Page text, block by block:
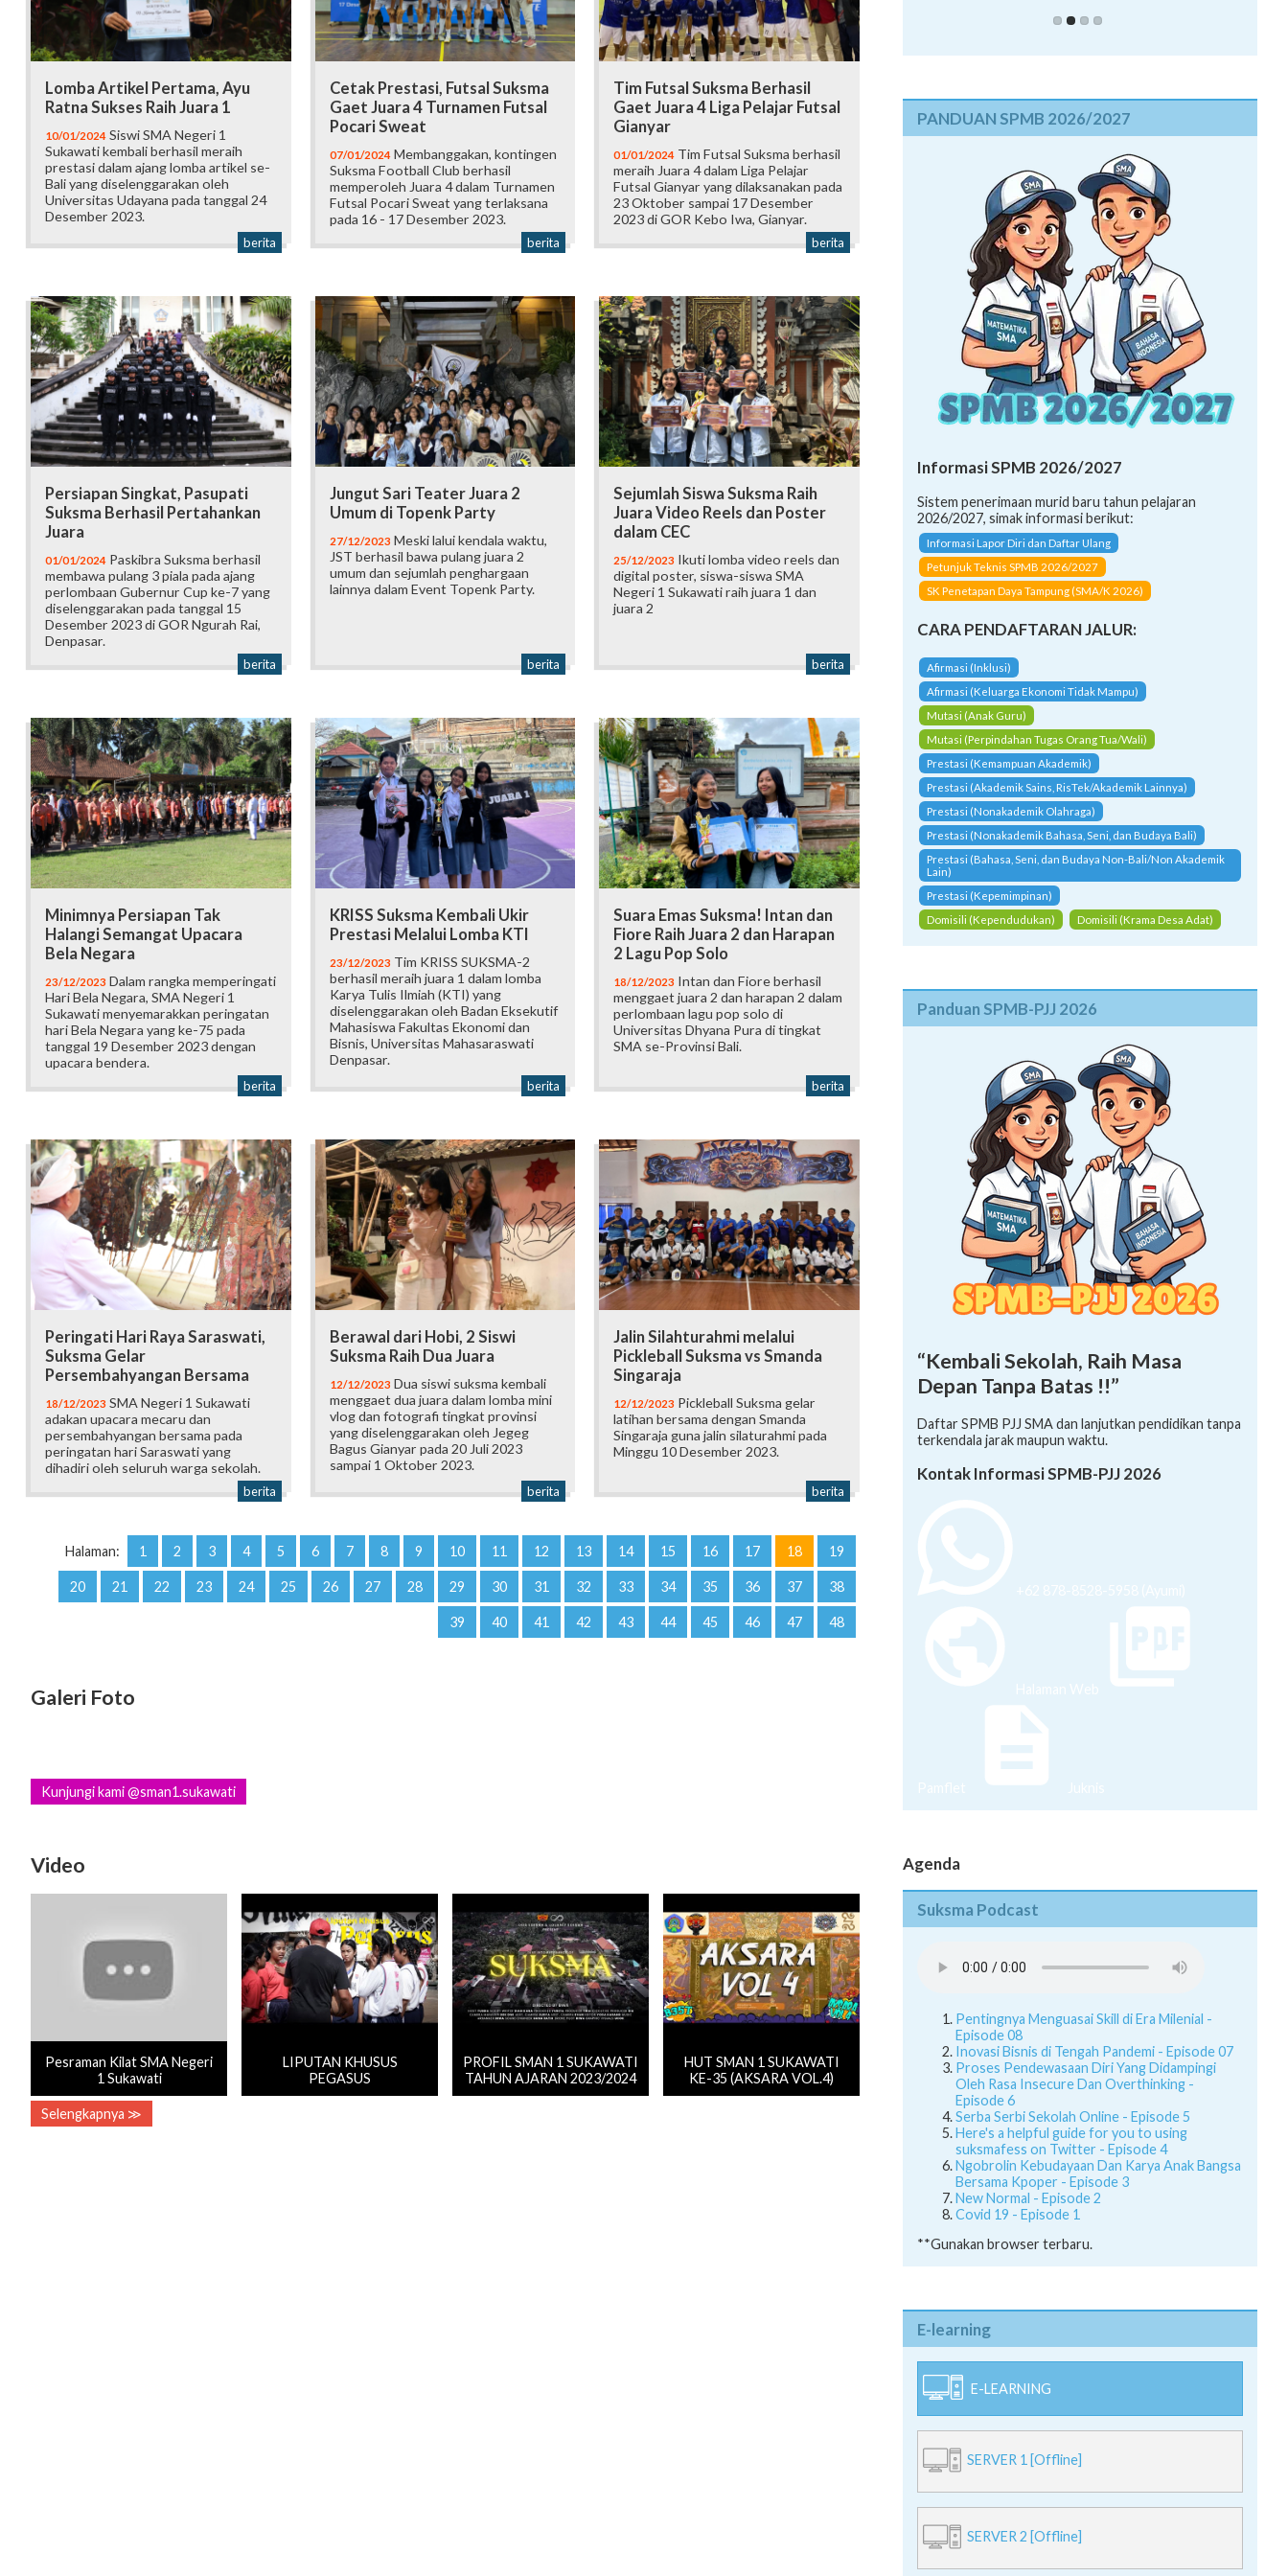
Lomba Artikel Pertama, Ayu
Ratna Sukses Raih Juara 1
10/01/2024 Siswi SMA Negeri 1
Sukawati kembali berhasil meraih
prestasi dalam ajang lomba artikel se-
Bali yang diselenggarakan oleh
Universitas Udayana pada tanggal 24
Desember 2023.
berita
Cetak Prestasi, Futsal Suksma
Gaet Juara 4 Turnamen Futsal
Pocari Sweat
07/01/2024Membanggakan, kontingen
Suksma Football Club berhasil
memperoleh Juara 4 dalam Turnamen
Futsal Pocari Sweat yang terlaksana
pada 16 - 17 Desember 2023.
berita
Tim Futsal Suksma Berhasil
Gaet Juara 4 Liga Pelajar Futsal
Gianyar
01/01/2024 Tim Futsal Suksma berhasil
meraih Juara 4 dalam Liga Pelajar
Futsal Gianyar yang dilaksanakan pada
23 Oktober sampai 17 Desember
2023 di GOR Kebo Iwa, Gianyar.
berita
Persiapan Singkat, Pasupati
Suksma Berhasil Pertahankan
Juara
01/01/2024 Paskibra Suksma berhasil
membawa pulang 3 piala pada ajang
perlombaan Gubernur Cup ke-7 yang
diselenggarakan pada tanggal 15
Desember 2023 di GOR Ngurah Rai,
Denpasar.
berita
Jungut Sari Teater Juara 2
Umum di Topenk Party
27/12/2023 Meski lalui kendala waktu,
JST berhasil bawa pulang juara 2
umum dan sejumlah penghargaan
lainnya dalam Event Topenk Party.
berita
Sejumlah Siswa Suksma Raih
Juara Video Reels dan Poster
dalam CEC
25/12/2023 Ikuti lomba video reels dan
digital poster, siswa-siswa SMA
Negeri 1 Sukawati raih juara 1 dan
juara 2
berita
Minimnya Persiapan Tak
Halangi Semangat Upacara
Bela Negara
23/12/2023 Dalam rangka memperingati
Hari Bela Negara, SMA Negeri 1
Sukawati menyemarakkan peringatan
hari Bela Negara yang ke-75 pada
tanggal 19 Desember 2023 dengan
upacara bendera.
berita
KRISS Suksma Kembali Ukir
Prestasi Melalui Lomba KTI
23/12/2023 Tim KRISS SUKSMA-2
berhasil meraih juara 1 dalam lomba
Karya Tulis Ilmiah (KTI) yang
diselenggarakan oleh Badan Eksekutif
Mahasiswa Fakultas Ekonomi dan
Bisnis, Universitas Mahasaraswati
Denpasar.
berita
Suara Emas Suksma! Intan dan
Fiore Raih Juara 2 dan Harapan
2 Lagu Pop Solo
18/12/2023 Intan dan Fiore berhasil
menggaet juara 2 dan harapan 2 dalam
perlombaan lagu pop solo di
Universitas Dhyana Pura di tingkat
SMA se-Provinsi Bali.
berita
Peringati Hari Raya Saraswati,
Suksma Gelar
Persembahyangan Bersama
18/12/2023 SMA Negeri 1 Sukawati
adakan upacara mecaru dan
persembahyangan bersama pada
peringatan hari Saraswati yang
dihadiri oleh seluruh warga sekolah.
berita
Berawal dari Hobi, 2 Siswi
Suksma Raih Dua Juara
12/12/2023 Dua siswi suksma kembali
menggaet dua juara dalam lomba mini
vlog dan fotografi tingkat provinsi
yang diselenggarakan oleh Jegeg
Bagus Gianyar pada 20 Juli 2023
sampai 1 Oktober 2023.
berita
Jalin Silahturahmi melalui
Pickleball Suksma vs Smanda
Singaraja
12/12/2023 Pickleball Suksma gelar
latihan bersama dengan Smanda
Singaraja guna jalin silaturahmi pada
Minggu 10 Desember 2023.
berita
Halaman: 1 2 3 4 5 6 7 8 9 10 11 12 13 14 15 16 17 18 19
20 21 22 23 24 25 26 27 28 29 30 31 32 33 34 35 36 37 38
39 40 41 42 43 44 45 46 47 48
Galeri Foto
Kunjungi kami @sman1.sukawati
Video
Pesraman Kilat SMA Negeri
1 Sukawati
LIPUTAN KHUSUS
PEGASUS
PROFIL SMAN 1 SUKAWATI
TAHUN AJARAN 2023/2024
HUT SMAN 1 SUKAWATI
KE-35 (AKSARA VOL.4)
Selengkapnya ≫
PANDUAN SPMB 2026/2027
Informasi SPMB 2026/2027
Sistem penerimaan murid baru tahun pelajaran
2026/2027, simak informasi berikut:
Informasi Lapor Diri dan Daftar Ulang
Petunjuk Teknis SPMB 2026/2027
SK Penetapan Daya Tampung (SMA/K 2026)
CARA PENDAFTARAN JALUR:
Afirmasi (Inklusi)
Afirmasi (Keluarga Ekonomi Tidak Mampu)
Mutasi (Anak Guru)
Mutasi (Perpindahan Tugas Orang Tua/Wali)
Prestasi (Kemampuan Akademik)
Prestasi (Akademik Sains, RisTek/Akademik Lainnya)
Prestasi (Nonakademik Olahraga)
Prestasi (Nonakademik Bahasa, Seni, dan Budaya Bali)
Prestasi (Bahasa, Seni, dan Budaya Non-Bali/Non Akademik
Lain)
Prestasi (Kepemimpinan)
Domisili (Kependudukan)
Domisili (Krama Desa Adat)
Panduan SPMB-PJJ 2026
“Kembali Sekolah, Raih Masa
Depan Tanpa Batas !!”
Daftar SPMB PJJ SMA dan lanjutkan pendidikan tanpa
terkendala jarak maupun waktu.
Kontak Informasi SPMB-PJJ 2026
+62 878-8528-5958 (Ayumi)
Halaman Web
Pamflet Juknis
Agenda
Suksma Podcast
Pentingnya Menguasai Skill di Era Milenial -
Episode 08
Inovasi Bisnis di Tengah Pandemi - Episode 07
Proses Pendewasaan Diri Yang Didampingi
Oleh Rasa Insecure Dan Overthinking -
Episode 6
Serba Serbi Sekolah Online - Episode 5
Here's a helpful guide for you to using
suksmafess on Twitter - Episode 4
Ngobrolin Kebudayaan Dan Karya Anak Bangsa
Bersama Kpoper - Episode 3
New Normal - Episode 2
Covid 19 - Episode 1
**Gunakan browser terbaru.
E-learning
E-LEARNING
SERVER 1 [Offline]
SERVER 2 [Offline]